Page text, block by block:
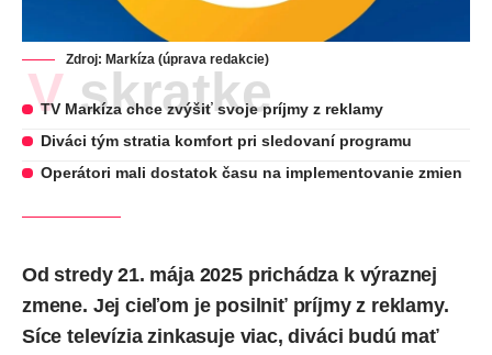
Zdroj: Markíza (úprava redakcie)
V skratke
TV Markíza chce zvýšiť svoje príjmy z reklamy
Diváci tým stratia komfort pri sledovaní programu
Operátori mali dostatok času na implementovanie zmien
Od stredy 21. mája 2025 prichádza k výraznej
zmene. Jej cieľom je posilniť príjmy z reklamy.
Síce televízia zinkasuje viac, diváci budú mať